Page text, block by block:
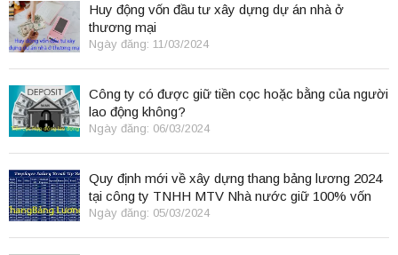
Huy động vốn đầu tư xây dựng dự án nhà ở
thương mại
Ngày đăng: 11/03/2024
Công ty có được giữ tiền cọc hoặc bằng của người
lao động không?
Ngày đăng: 06/03/2024
Quy định mới về xây dựng thang bảng lương 2024
tại công ty TNHH MTV Nhà nước giữ 100% vốn
điều lệ
Ngày đăng: 05/03/2024